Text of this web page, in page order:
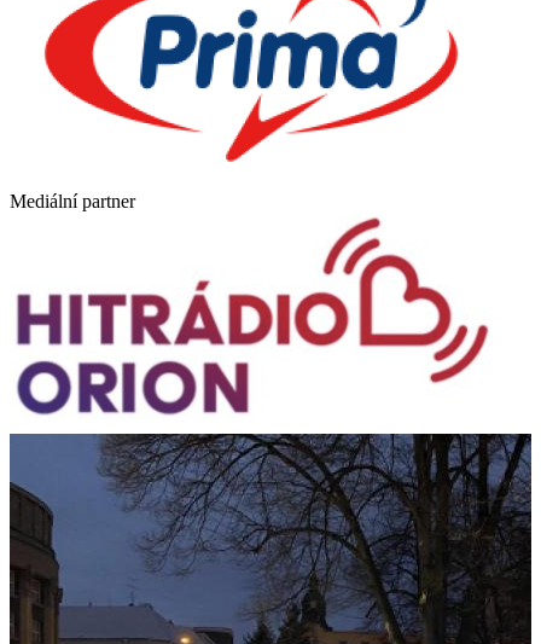
Mediální partner